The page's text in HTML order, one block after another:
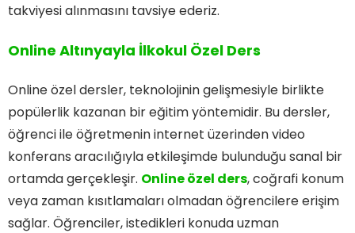
takviyesi alınmasını tavsiye ederiz.
Online Altınyayla İlkokul Özel Ders
Online özel dersler, teknolojinin gelişmesiyle birlikte
popülerlik kazanan bir eğitim yöntemidir. Bu dersler,
öğrenci ile öğretmenin internet üzerinden video
konferans aracılığıyla etkileşimde bulunduğu sanal bir
ortamda gerçekleşir. Online özel ders, coğrafi konum
veya zaman kısıtlamaları olmadan öğrencilere erişim
sağlar. Öğrenciler, istedikleri konuda uzman